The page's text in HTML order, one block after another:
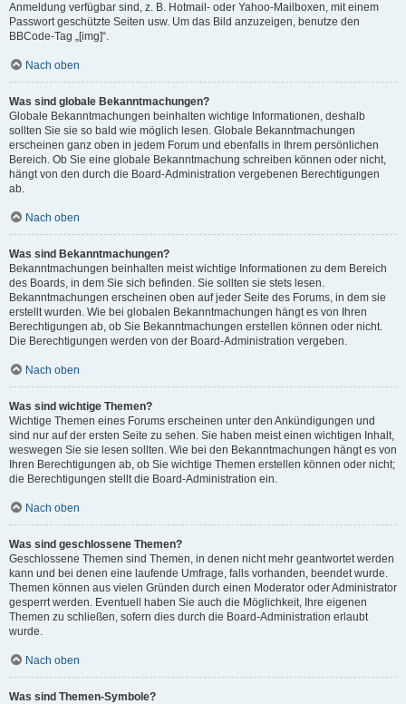
Anmeldung verfügbar sind, z. B. Hotmail- oder Yahoo-Mailboxen, mit einem
Passwort geschützte Seiten usw. Um das Bild anzuzeigen, benutze den
BBCode-Tag „[img]“.
Nach oben
Was sind globale Bekanntmachungen?
Globale Bekanntmachungen beinhalten wichtige Informationen, deshalb
sollten Sie sie so bald wie möglich lesen. Globale Bekanntmachungen
erscheinen ganz oben in jedem Forum und ebenfalls in Ihrem persönlichen
Bereich. Ob Sie eine globale Bekanntmachung schreiben können oder nicht,
hängt von den durch die Board-Administration vergebenen Berechtigungen
ab.
Nach oben
Was sind Bekanntmachungen?
Bekanntmachungen beinhalten meist wichtige Informationen zu dem Bereich
des Boards, in dem Sie sich befinden. Sie sollten sie stets lesen.
Bekanntmachungen erscheinen oben auf jeder Seite des Forums, in dem sie
erstellt wurden. Wie bei globalen Bekanntmachungen hängt es von Ihren
Berechtigungen ab, ob Sie Bekanntmachungen erstellen können oder nicht.
Die Berechtigungen werden von der Board-Administration vergeben.
Nach oben
Was sind wichtige Themen?
Wichtige Themen eines Forums erscheinen unter den Ankündigungen und
sind nur auf der ersten Seite zu sehen. Sie haben meist einen wichtigen Inhalt,
weswegen Sie sie lesen sollten. Wie bei den Bekanntmachungen hängt es von
Ihren Berechtigungen ab, ob Sie wichtige Themen erstellen können oder nicht;
die Berechtigungen stellt die Board-Administration ein.
Nach oben
Was sind geschlossene Themen?
Geschlossene Themen sind Themen, in denen nicht mehr geantwortet werden
kann und bei denen eine laufende Umfrage, falls vorhanden, beendet wurde.
Themen können aus vielen Gründen durch einen Moderator oder Administrator
gesperrt werden. Eventuell haben Sie auch die Möglichkeit, Ihre eigenen
Themen zu schließen, sofern dies durch die Board-Administration erlaubt
wurde.
Nach oben
Was sind Themen-Symbole?